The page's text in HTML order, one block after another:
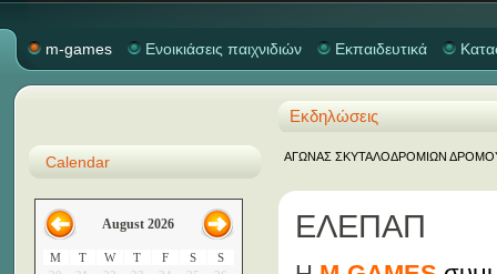
m-games Ενοικιάσεις παιχνιδιών Εκπαιδευτικά
Εκδηλώσεις
ΑΓΩΝΑΣ ΣΚΥΤΑΛΟΔΡΟΜΙΩΝ ΔΡΟΜΟΥ
ΕΛΕΠΑΠ
Calendar
August 2026
M T W T F S
S